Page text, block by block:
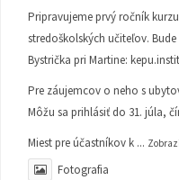
Pripravujeme prvý ročník
stredoškolských učiteľov.
Bystrička pri Martine:
Pre záujemcov o neho s
Môžu sa prihlásiť do 31. júla,
Miest pre účastníkov k ...
Fotografia